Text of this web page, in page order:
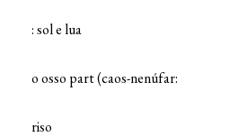
: sol e lua
o osso part (caos-nenúfar:
riso